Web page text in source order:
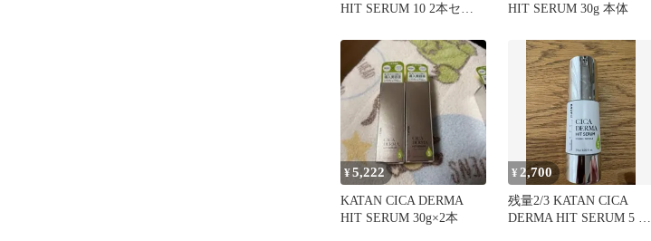
HIT SERUM 10 2本セッ
HIT SERUM 30g 本体
¥5,222
KATAN CICA DERMA
HIT SERUM 30g×2本
¥2,700
残量2/3 KATAN CICA
DERMA HIT SERUM 5 美